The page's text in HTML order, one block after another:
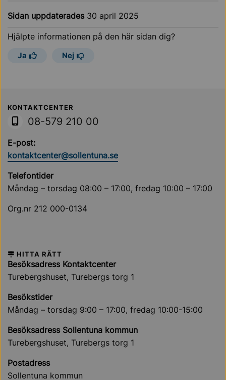
Sidan uppdaterades 30 april 2025
Hjälpte informationen på den här sidan dig?
Ja Nej
Sollentuna Kommun
KONTAKTCENTER
08-579 210 00
E-post:
kontaktcenter@sollentuna.se
Telefontider
Måndag – torsdag 08:00 – 17:00, fredag 10:00 – 17:00
Org.nr 212 000-0134
HITTA RÄTT
Besöksadress Kontaktcenter
Turebergshuset, Turebergs torg 1
Besökstider
Måndag – torsdag 9:00 – 17:00, fredag 10:00-15:00
Besöksadress Sollentuna kommun
Turebergshuset, Turebergs torg 1
Postadress
Sollentuna kommun